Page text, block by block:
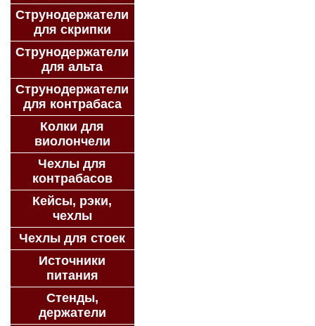
Струнодержатели
для скрипки
Струнодержатели
для альта
Струнодержатели
для контрабаса
Колки для
виолончели
Чехлы для
контрабасов
Кейсы, рэки,
чехлы
Чехлы для стоек
Источники
питания
Стенды,
держатели